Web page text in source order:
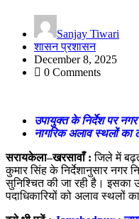
Sanjay Tiwari
शासन प्रशासन
December 8, 2025
0 Comments
उपायुक्त के निर्देश पर
नागरिक अलाव स्थलों का
सरायकेला–खरसावाँ : जिले में
कुमार सिंह के निर्देशानुसार नगर
सुनिश्चित की जा रही है। इसका
पदाधिकारियों को अलाव स्थलों